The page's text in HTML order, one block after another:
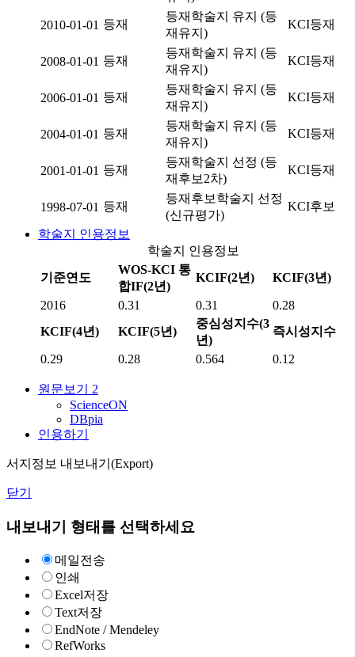
2010-01-01 등재
등재학술지 유지 (등
재유지)
KCI등재
2008-01-01 등재
등재학술지 유지 (등
재유지)
KCI등재
2006-01-01 등재
등재학술지 유지 (등
재유지)
KCI등재
2004-01-01 등재
등재학술지 유지 (등
재유지)
KCI등재
2001-01-01 등재
등재학술지 선정 (등
재후보2차)
KCI등재
1998-07-01 등재
등재후보학술지 선정
(신규평가)
KCI후보
학술지 인용정보
학술지 인용정보
기준연도
WOS-KCI 통
합IF(2년)
KCIF(2년) KCIF(3년)
2016 0.31 0.31
0.28
KCIF(4년)
KCIF(5년)
중심성지수(3
년)
즉시성지수
0.29 0.28 0.564 0.12
원문보기 2
ScienceON
DBpia
인용하기
서지정보 내보내기(Export)
닫기
내보내기 형태를 선택하세요
메일전송
인쇄
Excel저장
Text저장
EndNote / Mendeley
RefWorks